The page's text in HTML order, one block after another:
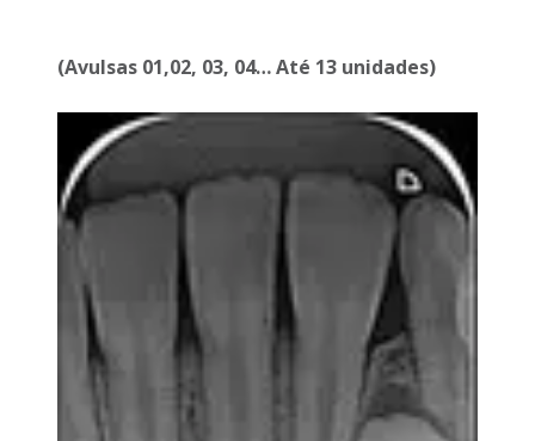
(Avulsas 01,02, 03, 04… Até 13 unidades)